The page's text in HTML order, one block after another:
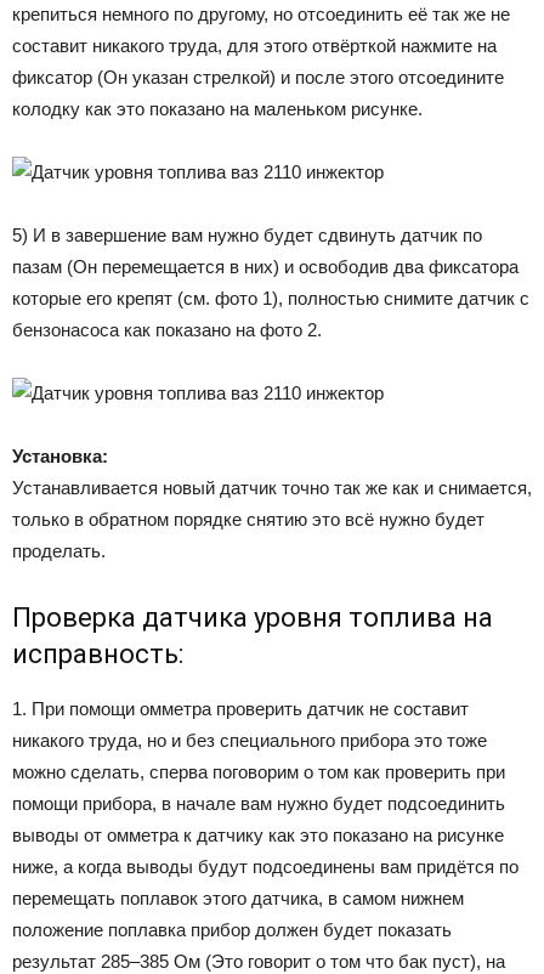
крепиться немного по другому, но отсоединить её так же не
составит никакого труда, для этого отвёрткой нажмите на
фиксатор (Он указан стрелкой) и после этого отсоедините
колодку как это показано на маленьком рисунке.
5) И в завершение вам нужно будет сдвинуть датчик по
пазам (Он перемещается в них) и освободив два фиксатора
которые его крепят (см. фото 1), полностью снимите датчик с
бензонасоса как показано на фото 2.
Установка:
Устанавливается новый датчик точно так же как и снимается,
только в обратном порядке снятию это всё нужно будет
проделать.
Проверка датчика уровня топлива на
исправность:
1. При помощи омметра проверить датчик не составит
никакого труда, но и без специального прибора это тоже
можно сделать, сперва поговорим о том как проверить при
помощи прибора, в начале вам нужно будет подсоединить
выводы от омметра к датчику как это показано на рисунке
ниже, а когда выводы будут подсоединены вам придётся по
перемещать поплавок этого датчика, в самом нижнем
положение поплавка прибор должен будет показать
результат 285–385 Ом (Это говорит о том что бак пуст), на